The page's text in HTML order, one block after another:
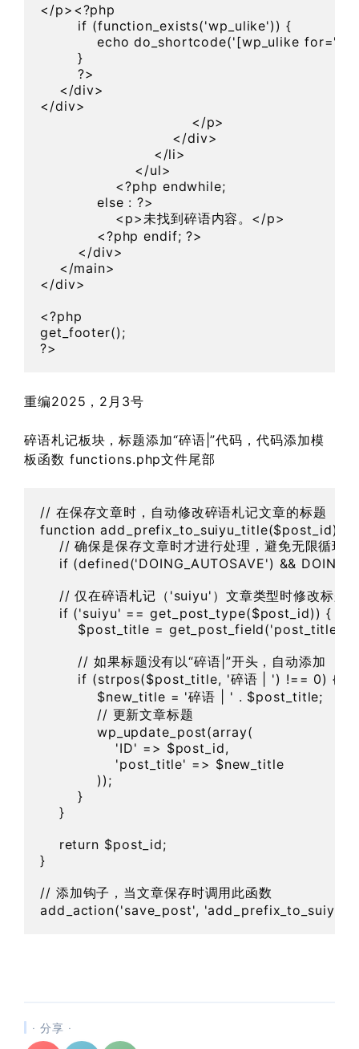
</p><?php
        if (function_exists('wp_ulike')) {
echo do_shortcode('[wp_ulike
        }
        ?>
    </div>
</div>
                                </p>
                            </div>
                        </li>
                    </ul>
                <?php endwhile;
            else : ?>
                <p>未找到碎语内容。</p>
            <?php endif; ?>
        </div>
    </main>
</div>
<?php
get_footer();
?>
重编2025，2月3号
碎语札记板块，标题添加“碎语|”代码，代码添加模
板函数 functions.php文件尾部
// 在保存文章时，自动修改碎语札记文章的标题
function add_prefix_to_suiyu_title($post_id) {
    // 确保是保存文章时才进行处理，避免无限循环
if (defined('DOING_AUTOSAVE') &&
    // 仅在碎语札记（'suiyu'）文章类型时修改标题
    if ('suiyu' == get_post_type($post_id)) {
$post_title = get_post_field('post_title',
        // 如果标题没有以“碎语|”开头，自动添加
        if (strpos($post_title, '碎语 | ') !== 0) {
            $new_title = '碎语 | ' . $post_title;
            // 更新文章标题
            wp_update_post(array(
                'ID' => $post_id,
                'post_title' => $new_title
            ));
        }
    }
    return $post_id;
}
// 添加钩子，当文章保存时调用此函数
· 分享 ·